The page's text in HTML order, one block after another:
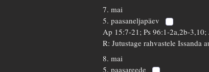
7. mai
5. paasaneljapäev
Ap 15:7-21; Ps 96:1-2a,2b-3,10;
R: Jutustage rahvastele Issanda
8. mai
5. paasareede